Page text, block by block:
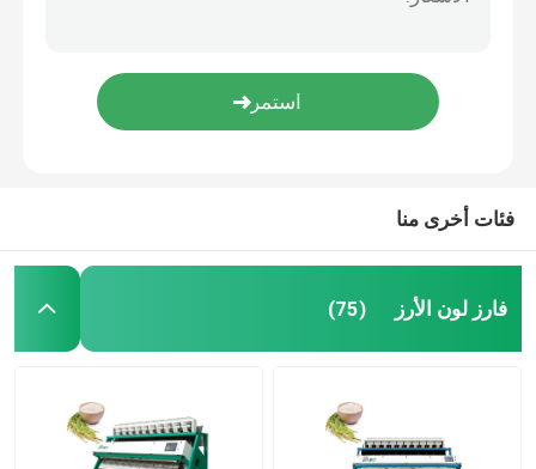
فئات أخرى منا
فارز لون الأرز (75)